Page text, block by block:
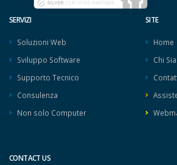
SERVIZI
Soluzioni Web
Sviluppo Software
Supporto Tecnico
Consulenza
Non solo Computer
SITE
Home
Chi
CONTACT US